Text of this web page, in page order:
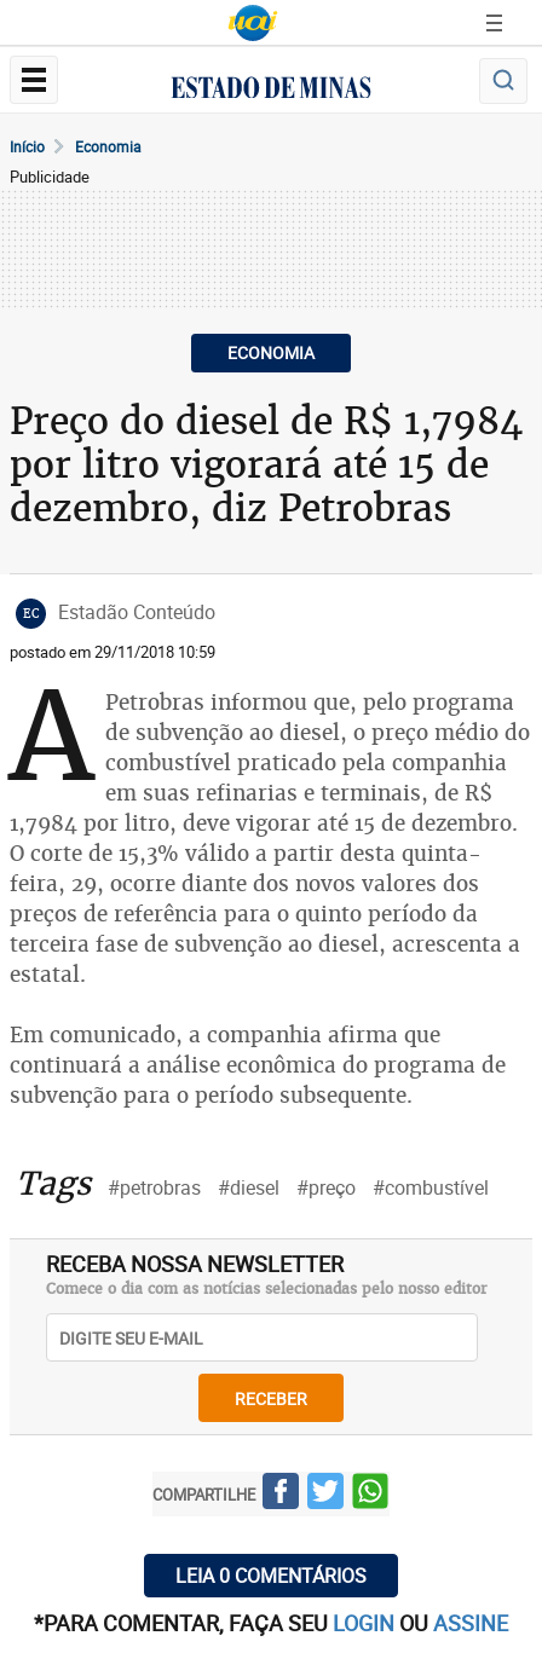
Início Economia
Publicidade
ECONOMIA
Preço do diesel de R$ 1,7984
por litro vigorará até 15 de
dezembro, diz Petrobras
EC Estadão Conteúdo
postado em 29/11/2018 10:59
A Petrobras informou que, pelo programa
de subvenção ao diesel, o preço médio do
combustível praticado pela companhia
em suas refinarias e terminais, de R$
1,7984 por litro, deve vigorar até 15 de dezembro.
O corte de 15,3% válido a partir desta quinta-
feira, 29, ocorre diante dos novos valores dos
preços de referência para o quinto período da
terceira fase de subvenção ao diesel, acrescenta a
estatal.
Em comunicado, a companhia afirma que
continuará a análise econômica do programa de
subvenção para o período subsequente.
Tags #petrobras #diesel #preço #combustível
RECEBA NOSSA NEWSLETTER
Comece o dia com as notícias selecionadas pelo nosso editor
RECEBER
COMPARTILHE
LEIA 0 COMENTÁRIOS
*PARA COMENTAR, FAÇA SEU LOGIN OUASSINE